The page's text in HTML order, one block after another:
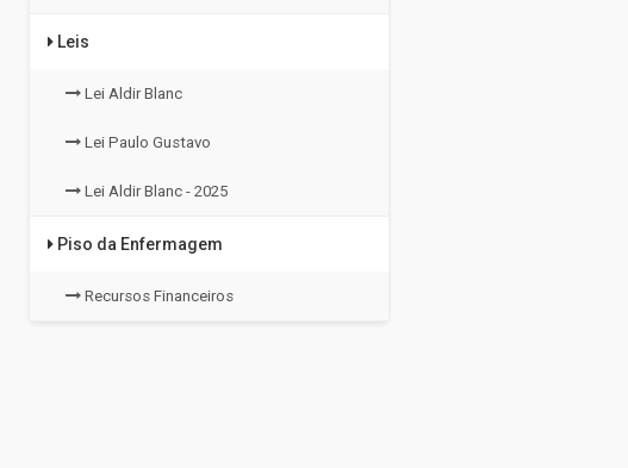
Leis
Lei Aldir Blanc
Lei Paulo Gustavo
Lei Aldir Blanc - 2025
Piso da Enfermagem
Recursos Financeiros